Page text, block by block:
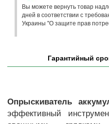
Вы можете вернуть товар
дней в соответствии с
Украины "О защите прав
Гарантийный
Опрыскиватель
эффективный